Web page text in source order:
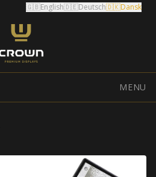
🇬🇧English🇩🇪Deutsch🇩🇰Dansk
MENU